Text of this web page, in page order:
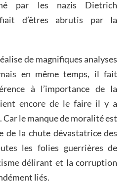
par les nazis Dietrich
d’êtres abrutis par la
de magnifiques analyses
en même temps, il fait
à l’importance de la
encore de le faire il y a
le manque de moralité est
de la chute dévastatrice des
les folies guerrières de
délirant et la corruption
liés.